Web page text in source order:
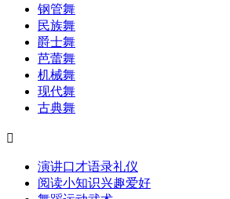
钢管舞
民族舞
爵士舞
芭蕾舞
机械舞
现代舞
古典舞

演讲口才语录礼仪
阅读小知识兴趣爱好